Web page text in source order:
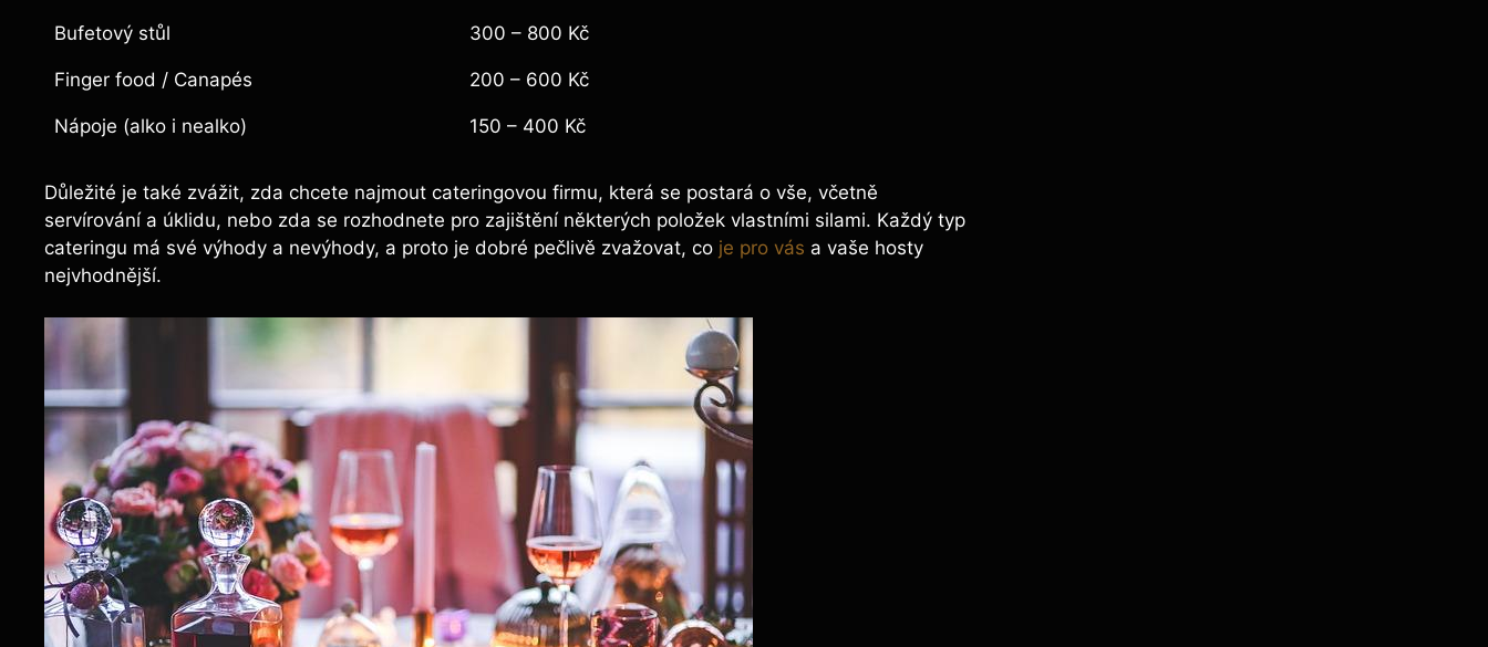
Bufetový stůl 300 – 800 Kč
Finger food / Canapés 200 – 600 Kč
Nápoje (alko i nealko) 150 – 400 Kč
Důležité je také zvážit, zda chcete najmout cateringovou firmu, která se postará o vše, včetně
servírování a úklidu, nebo zda se rozhodnete pro zajištění některých položek vlastními silami. Každý typ
cateringu má své výhody a nevýhody, a proto je dobré pečlivě zvažovat, co je pro vás a vaše hosty
nejvhodnější.